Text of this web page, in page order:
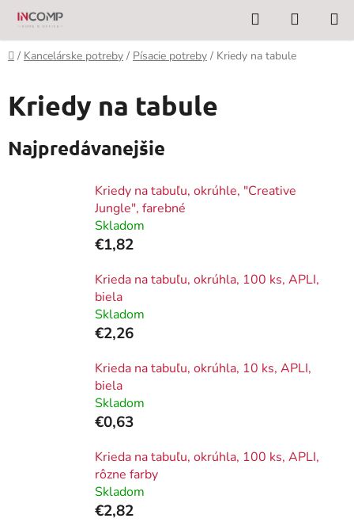
Prejsť
obsah
Hľadať
KOŠÍK
Domov
/ Kancelárske potreby / Písacie potreby / Kriedy na tabule
Kriedy na tabule
Najpredávanejšie
Kriedy na tabuľu, okrúhle, "Creative
Jungle", farebné
Skladom
€1,82
Krieda na tabuľu, okrúhla, 100 ks, APLI,
biela
Skladom
€2,26
Krieda na tabuľu, okrúhla, 10 ks, APLI,
biela
Skladom
€0,63
Krieda na tabuľu, okrúhla, 100 ks, APLI,
rôzne farby
Skladom
€2,82